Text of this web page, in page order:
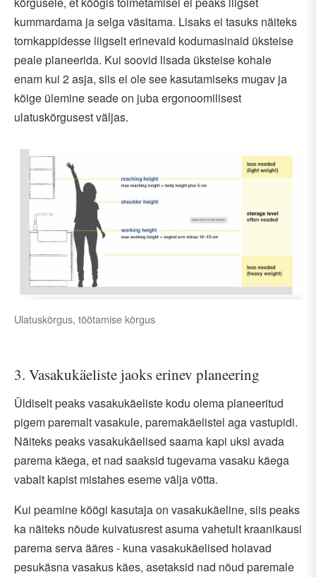
kummardama ja selga väsitama. Lisaks ei tasuks näiteks
tornkappidesse liigselt erinevaid kodumasinaid üksteise
peale planeerida. Kui soovid lisada üksteise kohale
enam kui 2 asja, siis ei ole see kasutamiseks mugav ja
kõige ülemine seade on juba ergonoomilisest
ulatuskõrgusest väljas.
Ulatuskõrgus, töötamise kõrgus
3. Vasakukäeliste jaoks erinev planeering
Üldiselt peaks vasakukäeliste kodu olema planeeritud
pigem paremalt vasakule, paremakäelistel aga vastupidi.
Näiteks peaks vasakukäelised saama kapi uksi avada
parema käega, et nad saaksid tugevama vasaku käega
vabalt kapist mistahes eseme välja võtta.
Kui peamine köögi kasutaja on vasakukäeline, siis peaks
ka näiteks nõude kuivatusrest asuma vahetult kraanikausi
parema serva ääres - kuna vasakukäelised hoiavad
pesukäsna vasakus käes, asetaksid nad nõud paremale